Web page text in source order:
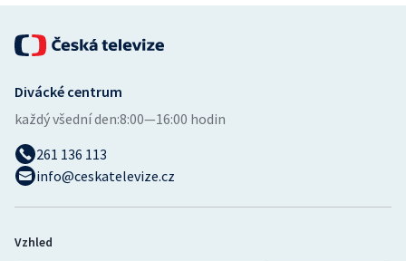
Volejbal
Ostatní
Divácké centrum
každý všední den:8:00—16:00 hodin
261 136 113
info@ceskatelevize.cz
Vzhled